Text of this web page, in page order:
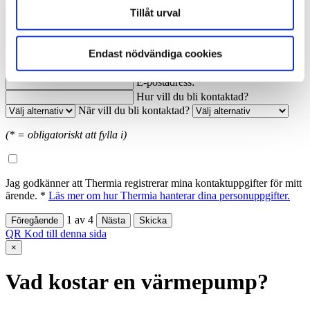
Tillåt urval
Endast nödvändiga cookies
Nuvarande årsförbrukning av energi:
Ort: *
Telefon dagtid: *
E-postadress: *
Hur vill du bli kontaktad?
När vill du bli kontaktad?
(* = obligatoriskt att fylla i)
Jag godkänner att Thermia registrerar mina kontaktuppgifter för mitt
ärende. * Läs mer om hur Thermia hanterar dina personuppgifter.
1 av 4
QR Kod till denna sida
×
Vad kostar en värmepump?